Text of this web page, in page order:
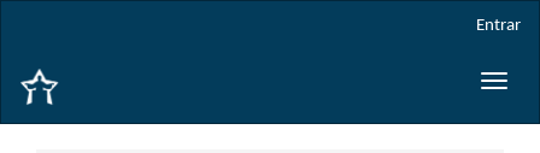
principal
Entrar
Toggle